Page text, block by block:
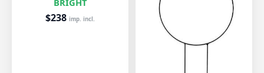
BRIGHT
$238 imp. incl.